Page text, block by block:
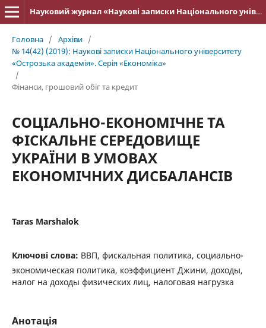
Науковий журнал «Наукові записки Національного університету «Острозька академія»: серія «Економіка»
Головна / Архіви /
№ 14(42) (2019): Наукові записки Національного університету
«Острозька академія». Серія «Економіка»
/
Фінанси, грошовий обіг та кредит
СОЦІАЛЬНО-ЕКОНОМІЧНЕ ТА
ФІСКАЛЬНЕ СЕРЕДОВИЩЕ
УКРАЇНИ В УМОВАХ
ЕКОНОМІЧНИХ ДИСБАЛАНСІВ
Taras Marshalok
Ключові слова: ВВП, фискальная политика, социально-
экономическая политика, коэффициент Джини, доходы,
налог на доходы физических лиц, налоговая нагрузка
Анотація